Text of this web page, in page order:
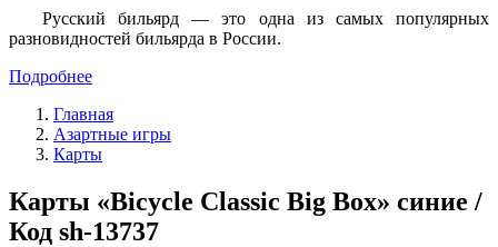
Русский бильярд — это одна из самых популярных
разновидностей бильярда в России.
Подробнее
Главная
Азартные игры
Карты
Карты «Bicycle Classic Big Box» синие /
Код sh-13737